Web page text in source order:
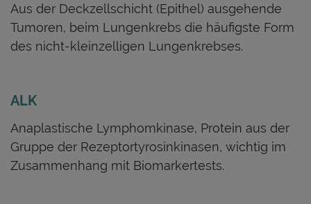
Aus der Deckzellschicht (Epithel) ausgehende
Tumoren, beim Lungenkrebs die häufigste Form
des nicht-kleinzelligen Lungenkrebses.
ALK
Anaplastische Lymphomkinase, Protein aus der
Gruppe der Rezeptortyrosinkinasen, wichtig im
Zusammenhang mit Biomarkertests.